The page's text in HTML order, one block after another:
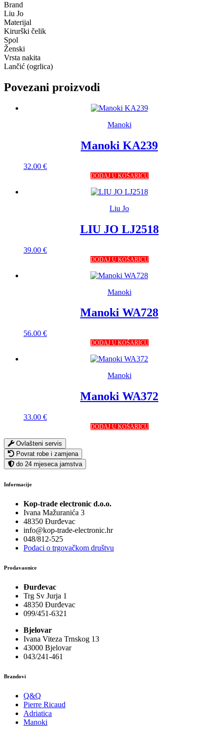
Brand
Liu Jo
Materijal
Kirurški čelik
Spol
Ženski
Vrsta nakita
Lančić (ogrlica)
Povezani proizvodi
Manoki
Manoki KA239
32.00 €
DODAJ U KOŠARICU
Liu Jo
LIU JO LJ2518
39.00 €
DODAJ U KOŠARICU
Manoki
Manoki WA728
56.00 €
DODAJ U KOŠARICU
Manoki
Manoki WA372
33.00 €
DODAJ U KOŠARICU
Ovlašteni servis
Povrat robe i zamjena
do 24 mjeseca jamstva
Informacije
Kop-trade electronic d.o.o.
Ivana Mažuranića 3
48350 Đurđevac
info@kop-trade-electronic.hr
048/812-525
Podaci o trgovačkom društvu
Prodavaonice
Đurđevac
Trg Sv Jurja 1
48350 Đurđevac
099/451-6321
Bjelovar
Ivana Viteza Trnskog 13
43000 Bjelovar
043/241-461
Brandovi
Q&Q
Pierre Ricaud
Adriatica
Manoki